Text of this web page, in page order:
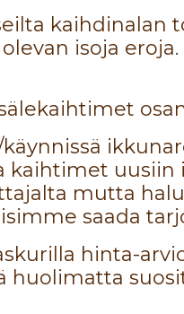
kaihdinalan
isoja
kaihtimet
mutta
saada
hinta-
huolimatta